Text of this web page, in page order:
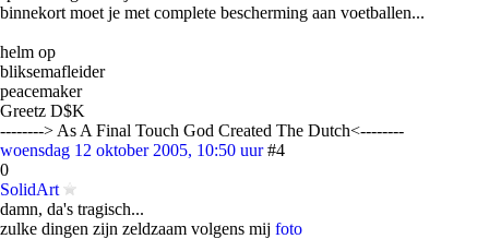
binnekort moet je met complete bescherming aan voetballen...
helm op
bliksemafleider
peacemaker
Greetz D$K
--------> As A Final Touch God Created The Dutch<--------
woensdag 12 oktober 2005, 10:50 uur #4
0
SolidArt
damn, da's tragisch...
zulke dingen zijn zeldzaam volgens mij foto